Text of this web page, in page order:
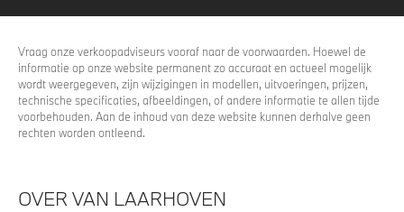
voordeel.
Vraag onze verkoopadviseurs vooraf naar de voorwaarden. Hoewel de
informatie op onze website permanent zo accuraat en actueel mogelijk
wordt weergegeven, zijn wijzigingen in modellen, uitvoeringen, prijzen,
technische specificaties, afbeeldingen, of andere informatie te allen tijde
voorbehouden. Aan de inhoud van deze website kunnen derhalve geen
rechten worden ontleend.
OVER VAN LAARHOVEN